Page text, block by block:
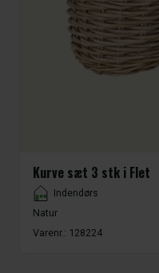
Kurve sæt 3 stk i Flet
Placement
Indendørs
Natur
Varenr.: 128224